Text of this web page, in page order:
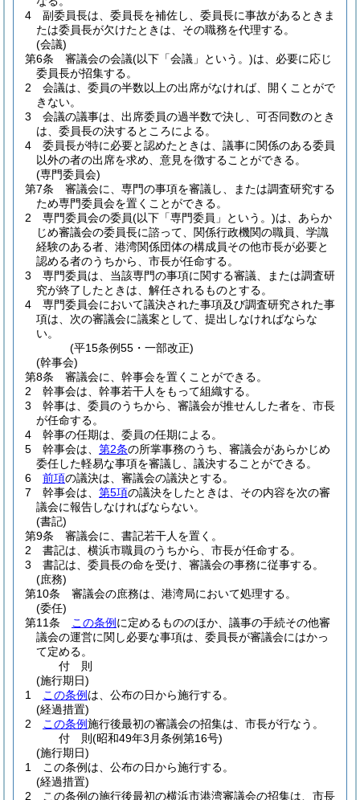
4
副委員長は、委員長を補佐し、委員長に事故があるときま
たは委員長が欠けたときは、その職務を代理する。
(会議)
第6条
審議会の会議(以下「会議」という。)は、必要に応じ
委員長が招集する。
2
会議は、委員の半数以上の出席がなければ、開くことがで
きない。
3
会議の議事は、出席委員の過半数で決し、可否同数のとき
は、委員長の決するところによる。
4
委員長が特に必要と認めたときは、議事に関係のある委員
以外の者の出席を求め、意見を徴することができる。
(専門委員会)
第7条
審議会に、専門の事項を審議し、または調査研究する
ため専門委員会を置くことができる。
2
専門委員会の委員(以下「専門委員」という。)は、あらか
じめ審議会の委員長に諮って、関係行政機関の職員、学識
経験のある者、港湾関係団体の構成員その他市長が必要と
認める者のうちから、市長が任命する。
3
専門委員は、当該専門の事項に関する審議、または調査研
究が終了したときは、解任されるものとする。
4
専門委員会において議決された事項及び調査研究された事
項は、次の審議会に議案として、提出しなければならな
い。
(平15条例55・一部改正)
(幹事会)
第8条
審議会に、幹事会を置くことができる。
2
幹事会は、幹事若干人をもって組織する。
3
幹事は、委員のうちから、審議会が推せんした者を、市長
が任命する。
4
幹事の任期は、委員の任期による。
5
幹事会は、 第2条の所掌事務のうち、審議会があらかじめ
委任した軽易な事項を審議し、議決することができる。
6
前項の議決は、審議会の議決とする。
7
幹事会は、 第5項の議決をしたときは、その内容を次の審
議会に報告しなければならない。
(書記)
第9条
審議会に、書記若干人を置く。
2
書記は、横浜市職員のうちから、市長が任命する。
3
書記は、委員長の命を受け、審議会の事務に従事する。
(庶務)
第10条
審議会の庶務は、港湾局において処理する。
(委任)
第11条
この条例 に定めるもののほか、議事の手続その他審
議会の運営に関し必要な事項は、委員長が審議会にはかっ
て定める。
付 則
(施行期日)
1
この条例 は、公布の日から施行する。
(経過措置)
2
この条例施行後最初の審議会の招集は、市長が行なう。
付 則(昭和49年3月条例第16号)
(施行期日)
1
この条例は、公布の日から施行する。
(経過措置)
2
この条例の施行後最初の横浜市港湾審議会の招集は、市長